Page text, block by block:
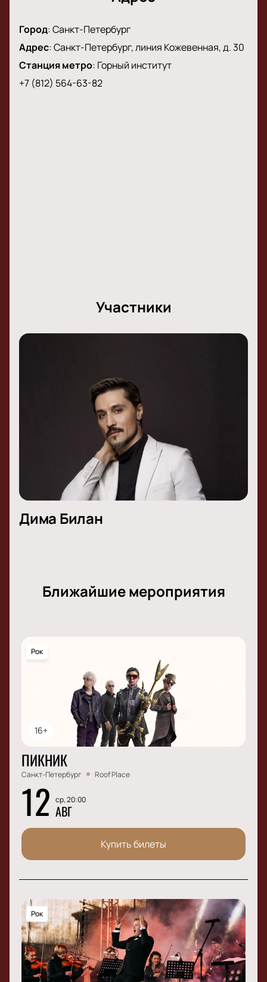
Город:Санкт-Петербург
Адрес:Санкт-Петербург, линия Кожевенная, д. 30
Станция метро: Горный институт
+7 (812) 564-63-82
Участники
Дима Билан
Ближайшие мероприятия
16+
Рок
ПИКНИК
Санкт-Петербург Roof Place
12 ср, 20:00
АВГ
Купить билеты
Рок